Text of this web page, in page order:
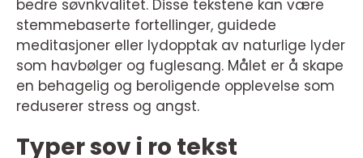
bedre søvnkvalitet. Disse tekstene kan være
stemmebaserte fortellinger, guidede
meditasjoner eller lydopptak av naturlige lyder
som havbølger og fuglesang. Målet er å skape
en behagelig og beroligende opplevelse som
reduserer stress og angst.
Typer sov i ro tekst